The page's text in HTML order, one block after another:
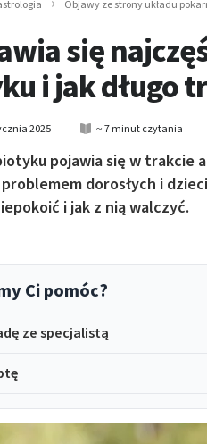
Objawy ze strony układu
się
i jak długo
2025 ~ 7 minut czytania
pojawia się w
dorosłych i
i jak z nią walczyć.
Ci pomóc?
ze specjalistą